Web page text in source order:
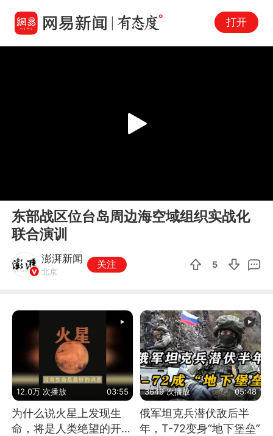
打开
Play
东部战区位台岛周边海空域组织实战化
联合演训
澎湃新闻
北京
关注 5
12.0万 次播放 03:55
为什么说火星上发现生
命，将是人类绝望的开
3649 次播放 05:48
俄军坦克兵潜伏敌后半
年，T-72变身“地下堡垒”